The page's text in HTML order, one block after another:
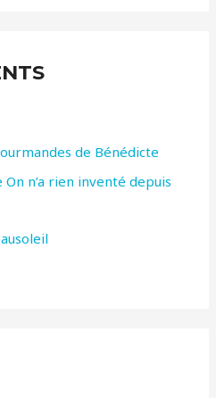
de Bénédicte
n’a rien inventé depuis